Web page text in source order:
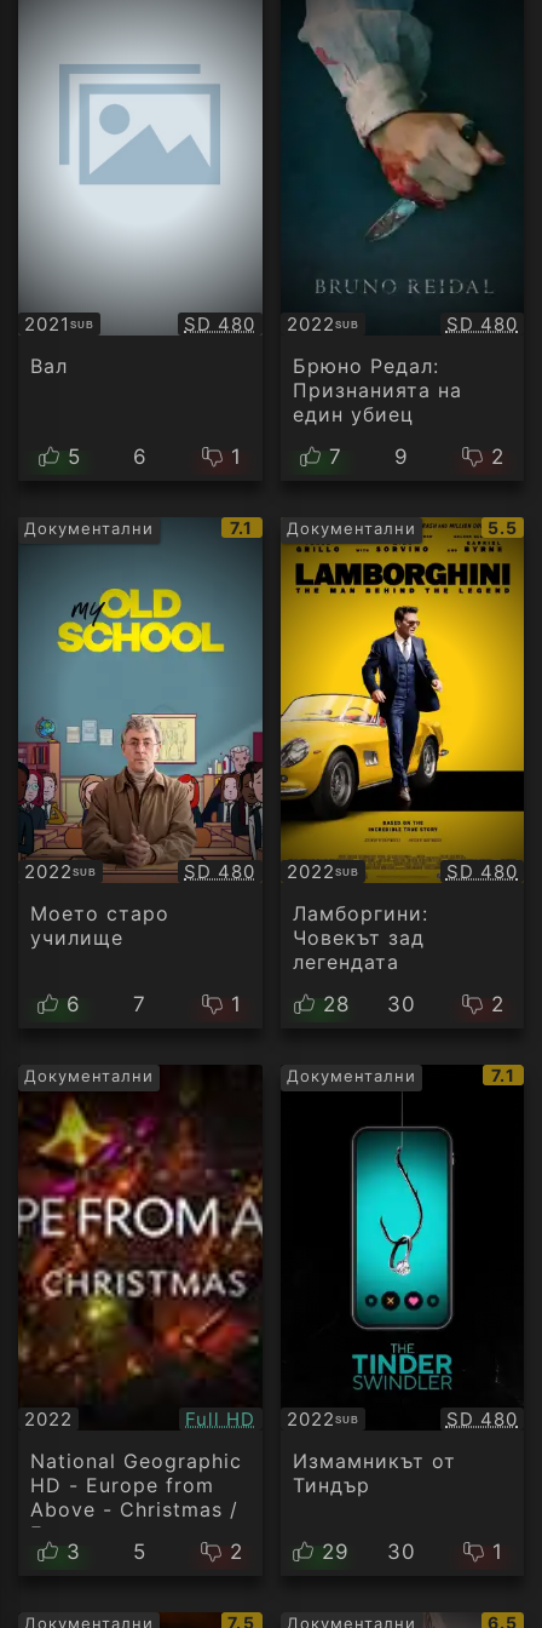
2021SUB
Субтитри Качество:
SD 480
Вал
5 6 1
2022SUB
Субтитри SD 480
Брюно Редал:
Признанията на
един убиец
7
9 2
Документални
IMDb
рейтинг:
7.1
2022SUB
Субтитри Качество:
SD 480
Моето старо
училище
6 7 1
Документални
IMDb
5.5
2022SUB
Субтитри SD 480
Ламборгини:
Човекът зад
легендата
28
30 2
Документални
2022 Качество:
Full HD
National Geographic
HD - Europe from
Above - Christmas /
Европа отвисоко -
Коледа (2022) BG
3 5 2
Документални
IMDb
7.1
2022SUB
Субтитри SD 480
Измамникът от
Тиндър
29 30 1
Документални IMDb
7.5 Документални IMDb
6.5